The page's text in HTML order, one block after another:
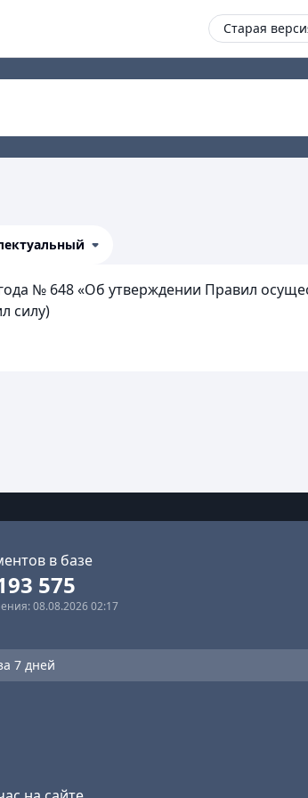
Старая
№ 648 «Об утверждении Правил
силу)
в базе
575
08.08.2026 02:17
7 дней